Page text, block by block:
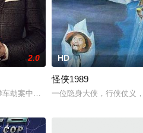
、嗜赌酗酒的堕落混混。
统的女儿扣为人质。为了解救总统的
2.0
劫案中，梅斯先生（杰森·斯坦森 饰
HD
怪侠1989
一位隐身大侠，行侠仗义